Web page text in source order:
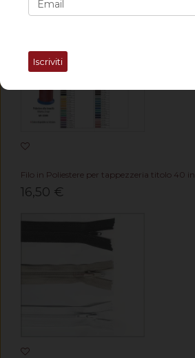
Filo in Poliestere per tappezzeria titolo 40
16,50 €
Iscriviti